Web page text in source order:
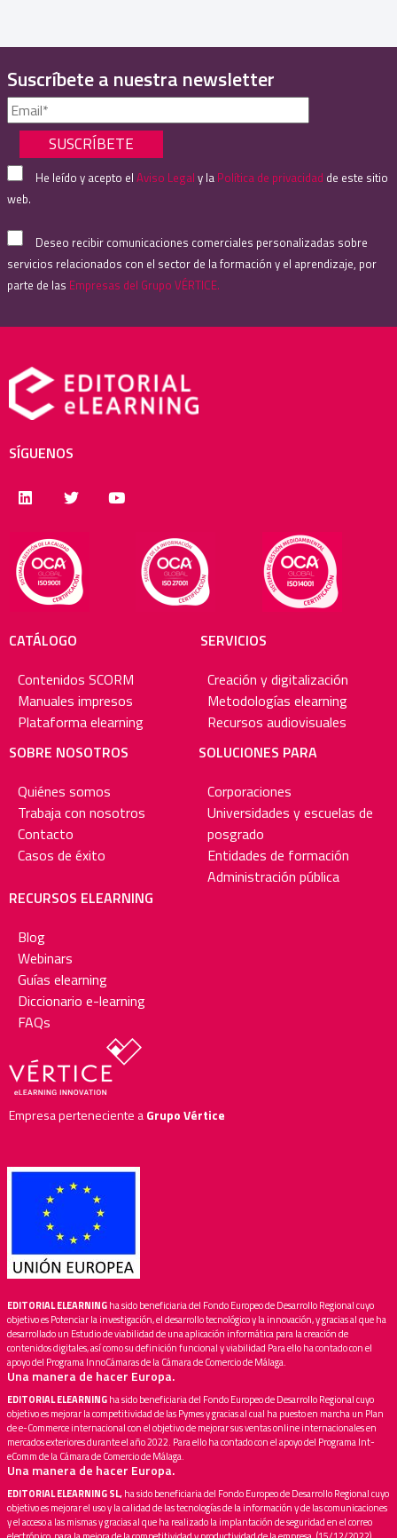
Suscríbete a nuestra newsletter
He leído y acepto elAviso Legal y la Política de privacidad de este sitio
web.
Deseo recibir comunicaciones comerciales personalizadas sobre
servicios relacionados con el sector de la formación y el aprendizaje, por
parte de las Empresas del Grupo VÉRTICE.
SÍGUENOS
CATÁLOGO
Contenidos SCORM
Manuales impresos
Plataforma elearning
SOBRE NOSOTROS
Quiénes somos
Trabaja con nosotros
Contacto
Casos de éxito
SERVICIOS
Creación y digitalización
Metodologías elearning
Recursos audiovisuales
SOLUCIONES PARA
Corporaciones
Universidades y escuelas de
posgrado
Entidades de formación
Administración pública
RECURSOS ELEARNING
Blog
Webinars
Guías elearning
Diccionario e-learning
FAQs
Empresa perteneciente aGrupo Vértice
EDITORIAL ELEARNINGha sido beneficiaria del Fondo Europeo de Desarrollo Regional cuyo
objetivo es Potenciar la investigación, el desarrollo tecnológico y la innovación, y gracias al que ha
desarrollado un Estudio de viabilidad de una aplicación informática para la creación de
contenidos digitales, así como su definición funcional y viabilidad Para ello ha contado con el
apoyo del Programa InnoCámaras de la Cámara de Comercio de Málaga.
Una manera de hacer Europa.
EDITORIAL ELEARNINGha sido beneficiaria del Fondo Europeo de Desarrollo Regional cuyo
objetivo es mejorar la competitividad de las Pymes y gracias al cual ha puesto en marcha un Plan
de e-Commerce internacional con el objetivo de mejorar sus ventas online internacionales en
mercados exteriores durante el año 2022. Para ello ha contado con el apoyo del Programa Int-
eComm de la Cámara de Comercio de Málaga.
Una manera de hacer Europa.
EDITORIAL ELEARNING SL,ha sido beneficiaria del Fondo Europeo de Desarrollo Regional cuyo
objetivo es mejorar el uso y la calidad de las tecnologías de la información y de las comunicaciones
y el acceso a las mismas y gracias al que ha realizado la implantación de seguridad en el correo